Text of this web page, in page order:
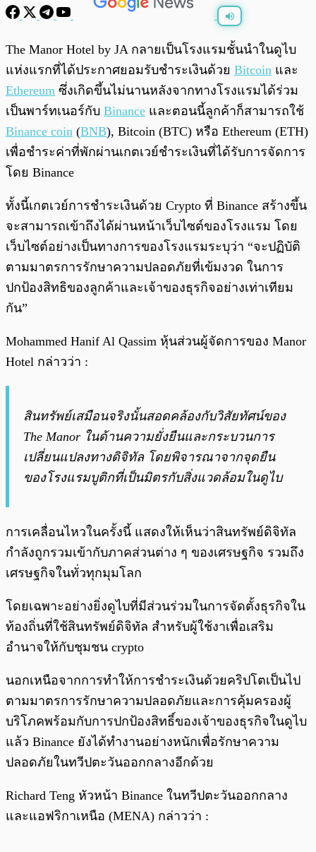
0:00 / 0:00
The Manor Hotel by JA กลายเป็นโรงแรมชั้นนำในดูไบ
แห่งแรกที่ได้ประกาศยอมรับชำระเงินด้วย Bitcoin และ
Ethereum ซึ่งเกิดขึ้นไม่นานหลังจากทางโรงแรมได้ร่วม
เป็นพาร์ทเนอร์กับ Binance และตอนนี้ลูกค้าก็สามารถใช้
Binance coin (BNB), Bitcoin (BTC) หรือ Ethereum (ETH)
เพื่อชำระค่าที่พักผ่านเกตเวย์ชำระเงินที่ได้รับการจัดการ
โดย Binance
ทั้งนี้เกตเวย์การชำระเงินด้วย Crypto ที่ Binance สร้างขึ้น
จะสามารถเข้าถึงได้ผ่านหน้าเว็บไซต์ของโรงแรม โดย
เว็บไซต์อย่างเป็นทางการของโรงแรมระบุว่า “จะปฏิบัติ
ตามมาตรการรักษาความปลอดภัยที่เข้มงวด ในการ
ปกป้องสิทธิของลูกค้าและเจ้าของธุรกิจอย่างเท่าเทียม
กัน”
Mohammed Hanif Al Qassim หุ้นส่วนผู้จัดการของ Manor
Hotel กล่าวว่า :
สินทรัพย์เสมือนจริงนั้นสอดคล้องกับวิสัยทัศน์ของ
The Manor ในด้านความยั่งยืนและกระบวนการ
เปลี่ยนแปลงทางดิจิทัล โดยพิจารณาจากจุดยืน
ของโรงแรมบูติกที่เป็นมิตรกับสิ่งแวดล้อมในดูไบ
การเคลื่อนไหวในครั้งนี้ แสดงให้เห็นว่าสินทรัพย์ดิจิทัล
กำลังถูกรวมเข้ากับภาคส่วนต่าง ๆ ของเศรษฐกิจ รวมถึง
เศรษฐกิจในทั่วทุกมุมโลก
โดยเฉพาะอย่างยิ่งดูไบที่มีส่วนร่วมในการจัดตั้งธุรกิจใน
ท้องถิ่นที่ใช้สินทรัพย์ดิจิทัล สำหรับผู้ใช้งาเพื่อเสริม
อำนาจให้กับชุมชน crypto
นอกเหนือจากการทำให้การชำระเงินด้วยคริปโตเป็นไป
ตามมาตรการรักษาความปลอดภัยและการคุ้มครองผู้
บริโภคพร้อมกับการปกป้องสิทธิ์ของเจ้าของธุรกิจในดูไบ
แล้ว Binance ยังได้ทำงานอย่างหนักเพื่อรักษาความ
ปลอดภัยในทวีปตะวันออกกลางอีกด้วย
Richard Teng หัวหน้า Binance ในทวีปตะวันออกกลาง
และแอฟริกาเหนือ (MENA) กล่าวว่า :